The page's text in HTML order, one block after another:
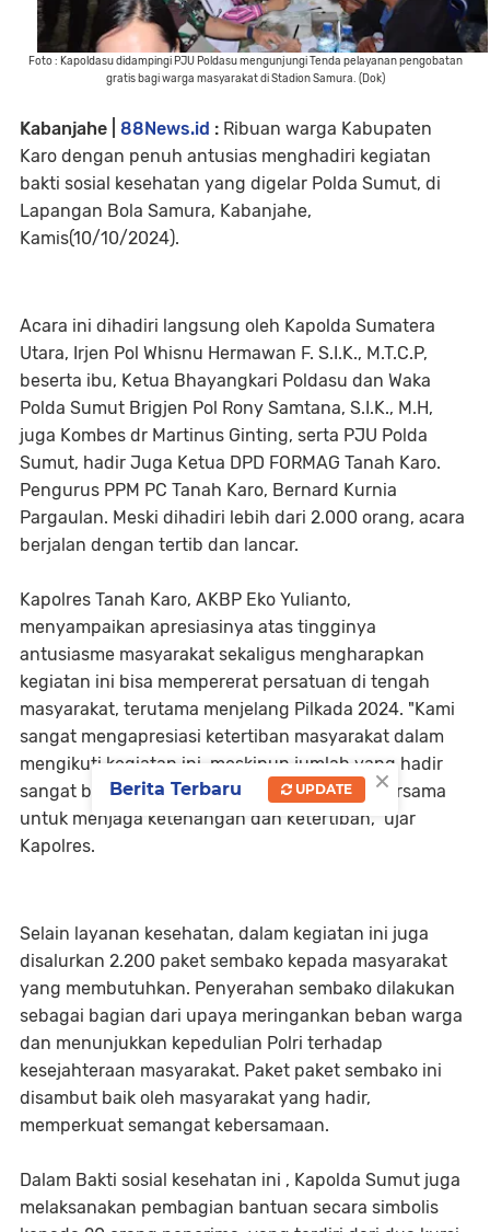
Foto : Kapoldasu didampingi PJU Poldasu mengunjungi Tenda pelayanan pengobatan
gratis bagi warga masyarakat di Stadion Samura. (Dok)
Kabanjahe | 88News.id : Ribuan warga Kabupaten
Karo dengan penuh antusias menghadiri kegiatan
bakti sosial kesehatan yang digelar Polda Sumut, di
Lapangan Bola Samura, Kabanjahe,
Kamis(10/10/2024).
Acara ini dihadiri langsung oleh Kapolda Sumatera
Utara, Irjen Pol Whisnu Hermawan F. S.I.K., M.T.C.P,
beserta ibu, Ketua Bhayangkari Poldasu dan Waka
Polda Sumut Brigjen Pol Rony Samtana, S.I.K., M.H,
juga Kombes dr Martinus Ginting, serta PJU Polda
Sumut, hadir Juga Ketua DPD FORMAG Tanah Karo.
Pengurus PPM PC Tanah Karo, Bernard Kurnia
Pargaulan. Meski dihadiri lebih dari 2.000 orang, acara
berjalan dengan tertib dan lancar.
Kapolres Tanah Karo, AKBP Eko Yulianto,
menyampaikan apresiasinya atas tingginya
antusiasme masyarakat sekaligus mengharapkan
kegiatan ini bisa mempererat persatuan di tengah
masyarakat, terutama menjelang Pilkada 2024. "Kami
sangat mengapresiasi ketertiban masyarakat dalam
mengikuti kegiatan ini, meskipun jumlah yang hadir
sangat banyak. Ini menunjukkan komitmen bersama
untuk menjaga ketenangan dan ketertiban," ujar
Kapolres.
Selain layanan kesehatan, dalam kegiatan ini juga
disalurkan 2.200 paket sembako kepada masyarakat
yang membutuhkan. Penyerahan sembako dilakukan
sebagai bagian dari upaya meringankan beban warga
dan menunjukkan kepedulian Polri terhadap
kesejahteraan masyarakat. Paket paket sembako ini
disambut baik oleh masyarakat yang hadir,
memperkuat semangat kebersamaan.
Dalam Bakti sosial kesehatan ini , Kapolda Sumut juga
melaksanakan pembagian bantuan secara simbolis
×
Berita Terbaru UPDATE